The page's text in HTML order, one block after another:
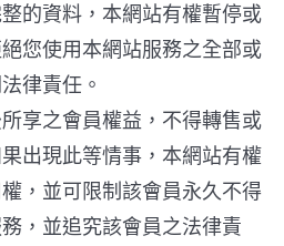
的資料，本網站有權暫停或
您使用本網站服務之全部或
律責任。
享之會員權益，不得轉售或
出現此等情事，本網站有權
，並可限制該會員永久不得
，並追究該會員之法律責